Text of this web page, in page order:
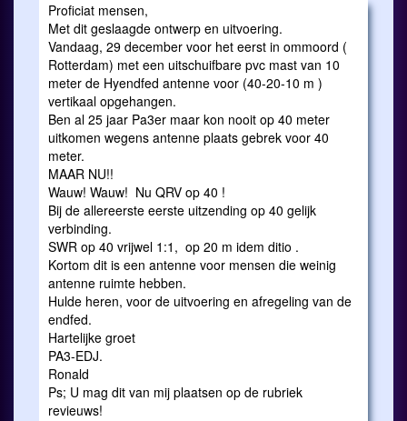
Proficiat mensen,
Met dit geslaagde ontwerp en uitvoering.
Vandaag, 29 december voor het eerst in ommoord (
Rotterdam) met een uitschuifbare pvc mast van 10
meter de Hyendfed antenne voor (40-20-10 m )
vertikaal opgehangen.
Ben al 25 jaar Pa3er maar kon nooit op 40 meter
uitkomen wegens antenne plaats gebrek voor 40
meter.
MAAR NU!!
Wauw! Wauw! Nu QRV op 40 !
Bij de allereerste eerste uitzending op 40 gelijk
verbinding.
SWR op 40 vrijwel 1:1, op 20 m idem ditio .
Kortom dit is een antenne voor mensen die weinig
antenne ruimte hebben.
Hulde heren, voor de uitvoering en afregeling van de
endfed.
Hartelijke groet
PA3-EDJ.
Ronald
Ps; U mag dit van mij plaatsen op de rubriek
revieuws!